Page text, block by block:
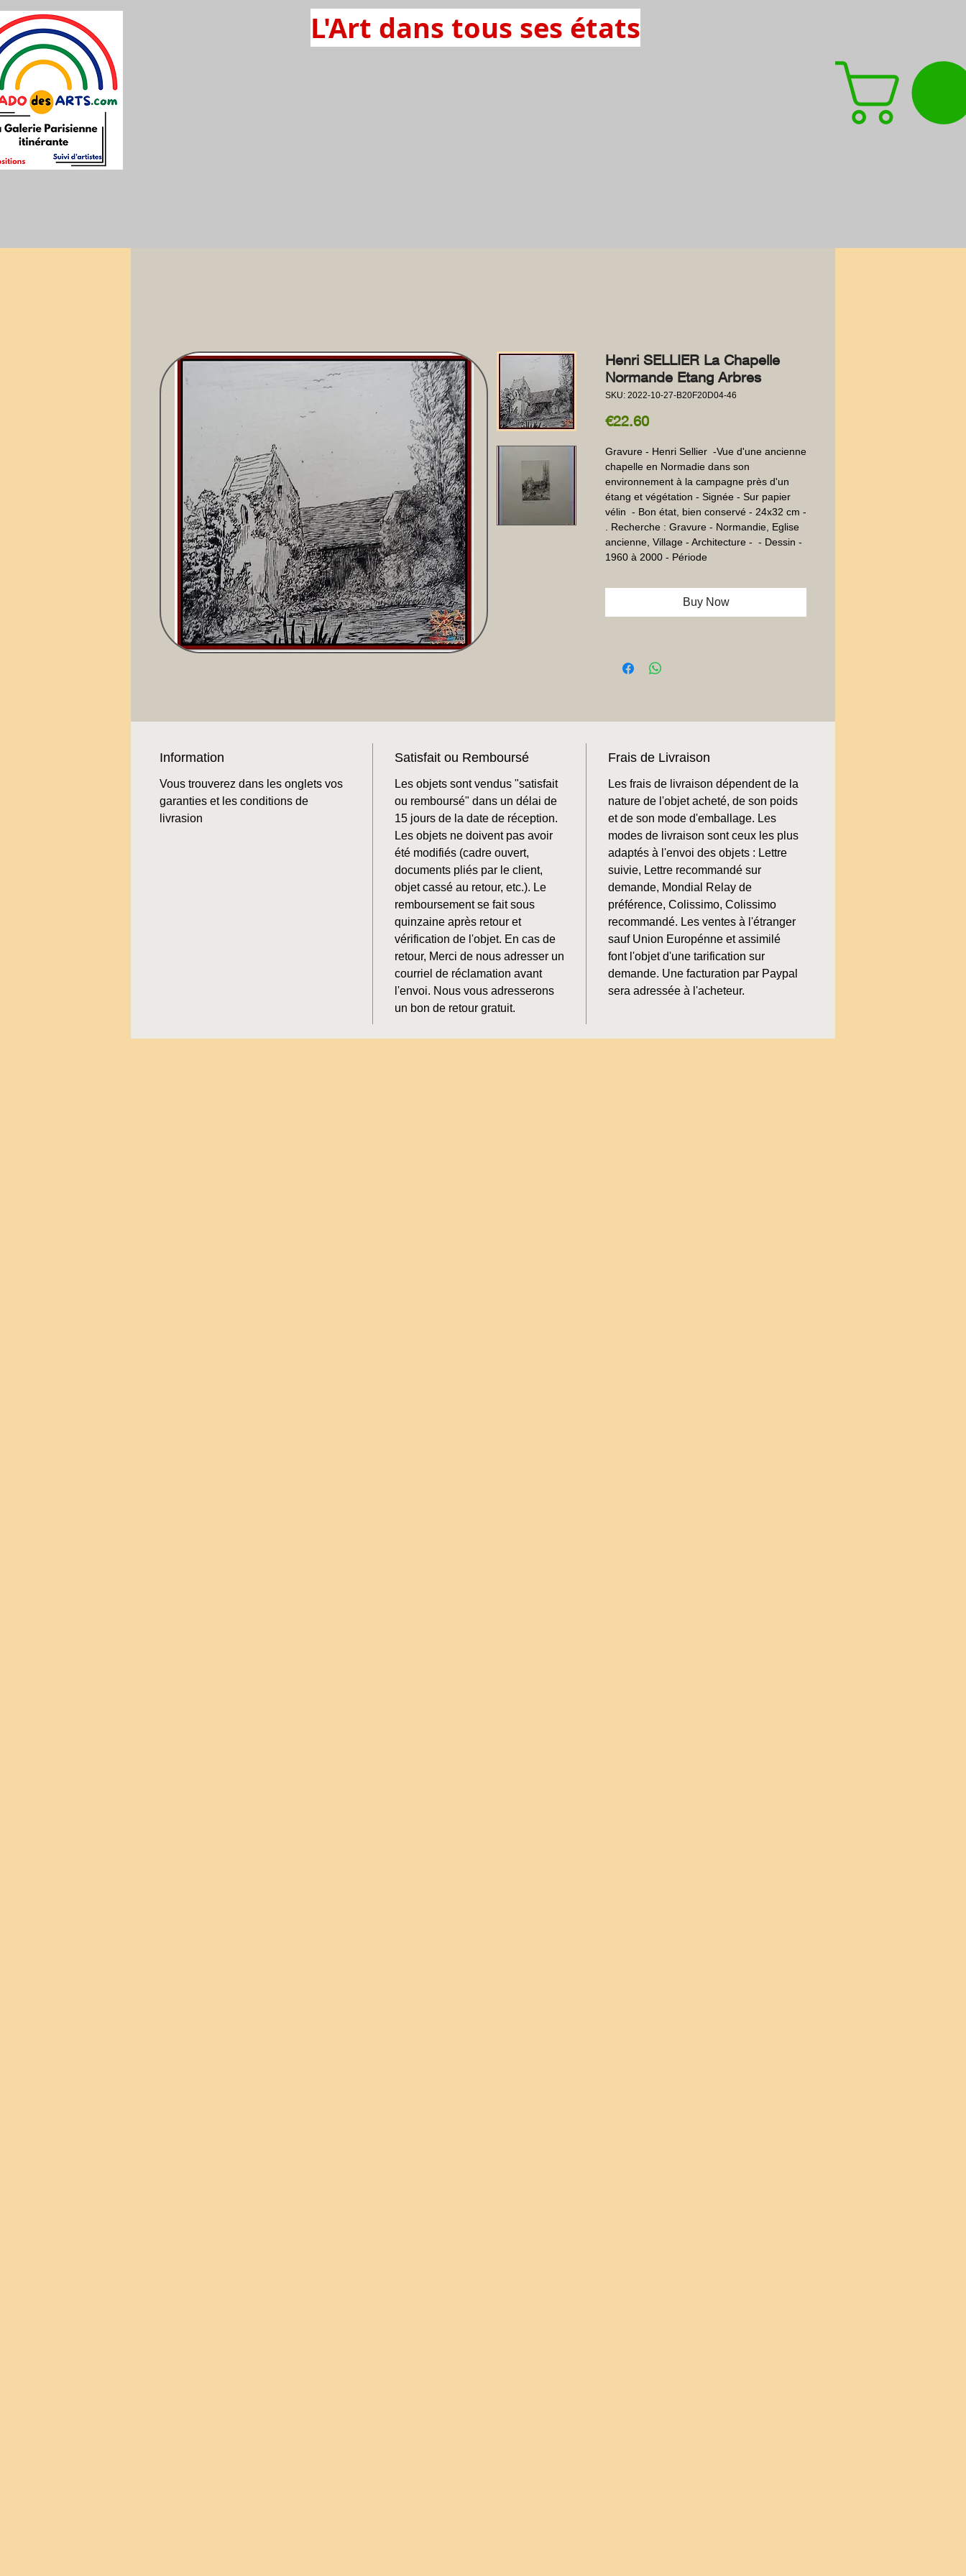
L'Art dans tous ses états
Henri SELLIER La Chapelle
Normande Etang Arbres
SKU: 2022-10-27-B20F20D04-46
€22.60Price
Gravure - Henri Sellier  -Vue d'une ancienne
chapelle en Normadie dans son
environnement à la campagne près d'un
étang et végétation - Signée - Sur papier
vélin  - Bon état, bien conservé - 24x32 cm -
. Recherche : Gravure - Normandie, Eglise
ancienne, Village - Architecture -  - Dessin -
1960 à 2000 - Période
Buy Now
Information
Vous trouverez dans les onglets vos
garanties et les conditions de
livrasion
Satisfait ou Remboursé
Les objets sont vendus "satisfait
ou remboursé" dans un délai de
15 jours de la date de réception.
Les objets ne doivent pas avoir
été modifiés (cadre ouvert,
documents pliés par le client,
objet cassé au retour, etc.). Le
remboursement se fait sous
quinzaine après retour et
vérification de l'objet. En cas de
retour, Merci de nous adresser un
courriel de réclamation avant
l'envoi. Nous vous adresserons
un bon de retour gratuit.
Frais de Livraison
Les frais de livraison dépendent de la
nature de l'objet acheté, de son poids
et de son mode d'emballage. Les
modes de livraison sont ceux les plus
adaptés à l'envoi des objets : Lettre
suivie, Lettre recommandé sur
demande, Mondial Relay de
préférence, Colissimo, Colissimo
recommandé. Les ventes à l'étranger
sauf Union Europénne et assimilé
font l'objet d'une tarification sur
demande. Une facturation par Paypal
sera adressée à l'acheteur.